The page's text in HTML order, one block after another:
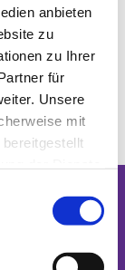
anbieten
zu
zu Ihrer
für
Unsere
mit